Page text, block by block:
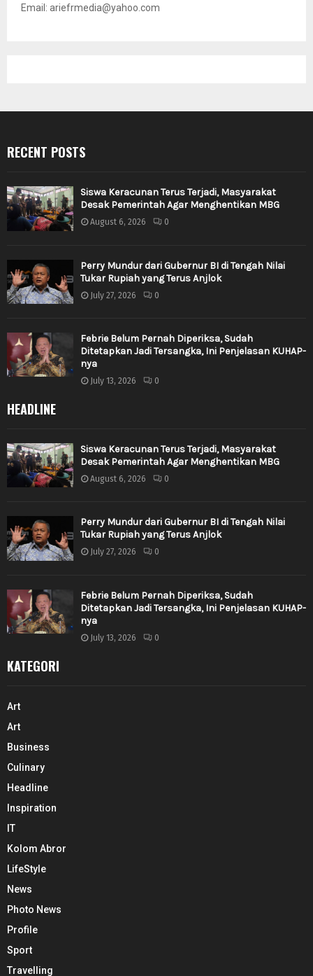
Email: ariefrmedia@yahoo.com
RECENT POSTS
Siswa Keracunan Terus Terjadi, Masyarakat
Desak Pemerintah Agar Menghentikan MBG
August 6, 2026 0
Perry Mundur dari Gubernur BI di Tengah Nilai
Tukar Rupiah yang Terus Anjlok
July 27, 2026 0
Febrie Belum Pernah Diperiksa, Sudah
Ditetapkan Jadi Tersangka, Ini Penjelasan KUHAP-
nya
July 13, 2026 0
HEADLINE
Siswa Keracunan Terus Terjadi, Masyarakat
Desak Pemerintah Agar Menghentikan MBG
August 6, 2026 0
Perry Mundur dari Gubernur BI di Tengah Nilai
Tukar Rupiah yang Terus Anjlok
July 27, 2026 0
Febrie Belum Pernah Diperiksa, Sudah
Ditetapkan Jadi Tersangka, Ini Penjelasan KUHAP-
nya
July 13, 2026 0
KATEGORI
Art
Art
Business
Culinary
Headline
Inspiration
IT
Kolom Abror
LifeStyle
News
Photo News
Profile
Sport
Travelling